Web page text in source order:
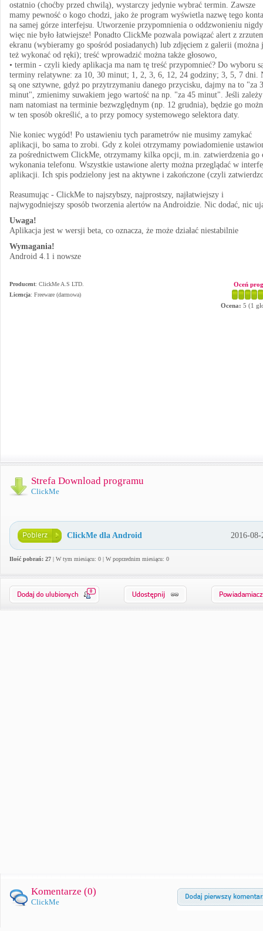
ostatnio (choćby przed chwilą), wystarczy jedynie wybrać termin. Zawsze
mamy pewność o kogo chodzi, jako że program wyświetla nazwę tego
na samej górze interfejsu. Utworzenie przypomnienia o oddzwonieniu nigdy
więc nie było łatwiejsze! Ponadto ClickMe pozwala powiązać alert z
ekranu (wybieramy go spośród posiadanych) lub zdjęciem z galerii (można
też wykonać od ręki); treść wprowadzić można także głosowo,
• termin - czyli kiedy aplikacja ma nam tę treść przypomnieć? Do wyboru
terminy relatywne: za 10, 30 minut; 1, 2, 3, 6, 12, 24 godziny; 3, 5, 7 dni.
są one sztywne, gdyż po przytrzymaniu danego przycisku, dajmy na to "za
minut", zmienimy suwakiem jego wartość na np. "za 45 minut". Jeśli zależy
nam natomiast na terminie bezwzględnym (np. 12 grudnia), będzie go
w ten sposób określić, a to przy pomocy systemowego selektora daty.
Nie koniec wygód! Po ustawieniu tych parametrów nie musimy zamykać
aplikacji, bo sama to zrobi. Gdy z kolei otrzymamy powiadomienie
za pośrednictwem ClickMe, otrzymamy kilka opcji, m.in. zatwierdzenia go
wykonania telefonu. Wszystkie ustawione alerty można przeglądać w
aplikacji. Ich spis podzielony jest na aktywne i zakończone (czyli
Reasumując - ClickMe to najszybszy, najprostszy, najłatwiejszy i
najwygodniejszy sposób tworzenia alertów na Androidzie. Nic dodać, nic
Uwaga!
Aplikacja jest w wersji beta, co oznacza, że może działać niestabilnie
Wymagania!
Android 4.1 i nowsze
Producent: ClickMe A.S LTD.
Licencja: Freeware (darmowa)
Oceń
Ocena: 5 (1
Strefa Download programu
ClickMe
ClickMe dla Android 2016-08-
Ilość pobrań: 27 | W tym miesiącu: 0 | W poprzednim miesiącu: 0
0
Komentarze (0)
ClickMe